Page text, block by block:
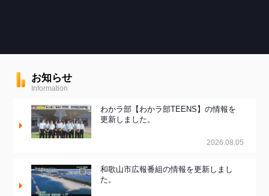
お知らせ
Information
わかラ部【わかラ部TEENS】の情報を
更新しました。
2026.08.05
和歌山市広報番組の情報を更新しまし
た。